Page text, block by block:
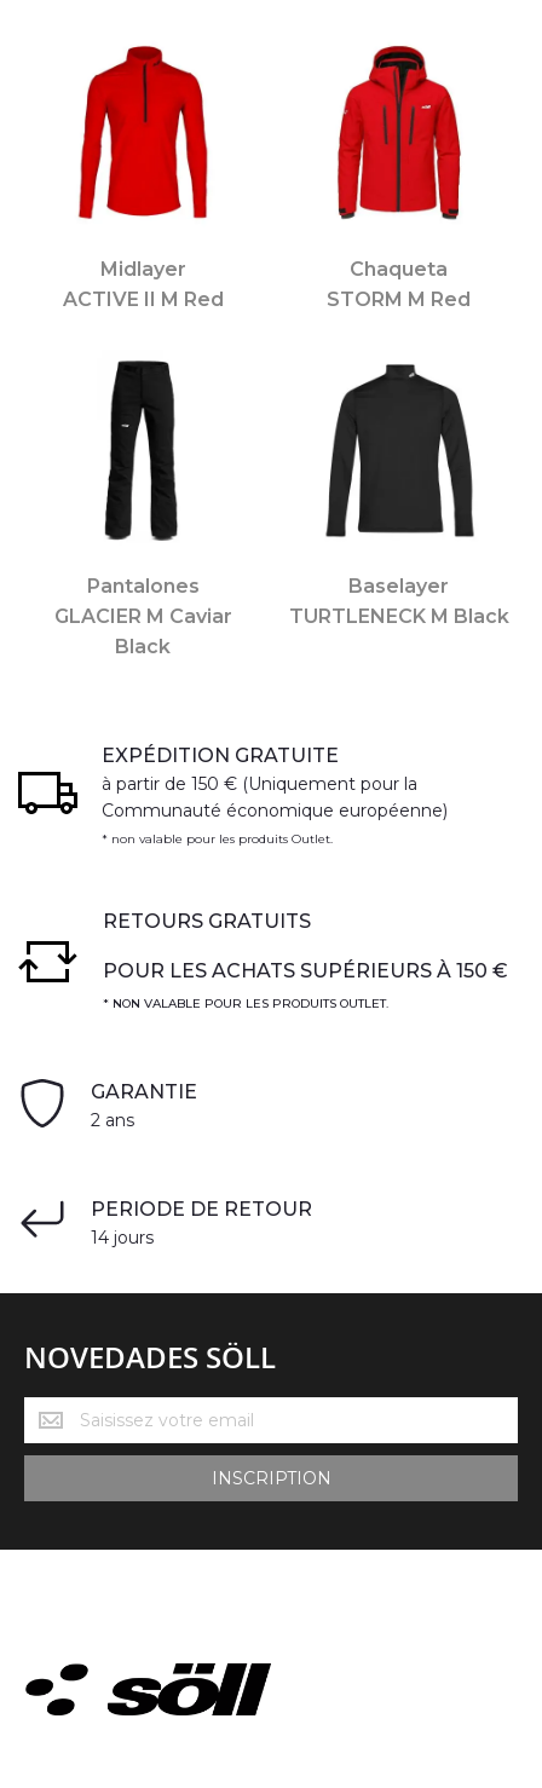
Midlayer
ACTIVE II M Red
Chaqueta
STORM M Red
Pantalones
GLACIER M Caviar
Black
Baselayer
TURTLENECK M Black
EXPÉDITION GRATUITE
à partir de 150 € (Uniquement pour la
Communauté économique européenne)
* non valable pour les produits Outlet.
RETOURS GRATUITS
POUR LES ACHATS SUPÉRIEURS À 150 €
* NON VALABLE POUR LES PRODUITS OUTLET.
GARANTIE
2 ans
PERIODE DE RETOUR
14 jours
NOVEDADES SÖLL
Novedades
Söll
INSCRIPTION